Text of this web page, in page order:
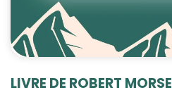
LIVRE DE ROBERT MORSE